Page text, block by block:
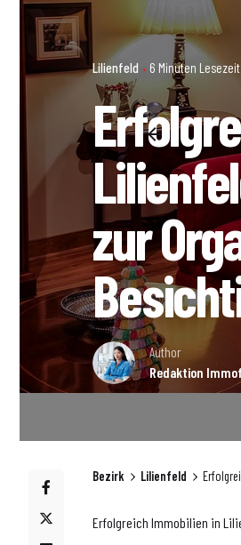
Lilienfeld 6 Minuten Lesezeit
zur
Author
Redaktion
Bezirk Lilienfeld
Erfolgreich Immobilien in